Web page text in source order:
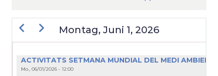
Montag, Juni 1, 2026
ZurückWeiter
ACTIVITATS SETMANA MUNDIAL DEL MEDI AMBIENT
Mo., 06/01/2026 - 12:00